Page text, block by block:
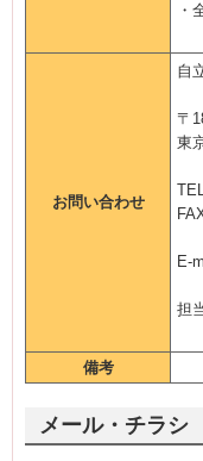
・
お問い合わせ
自
〒
東
E-
担
備考
メール・チラシ